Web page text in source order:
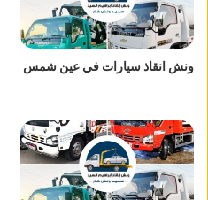
ونش انقاذ سيارات في عين شمس